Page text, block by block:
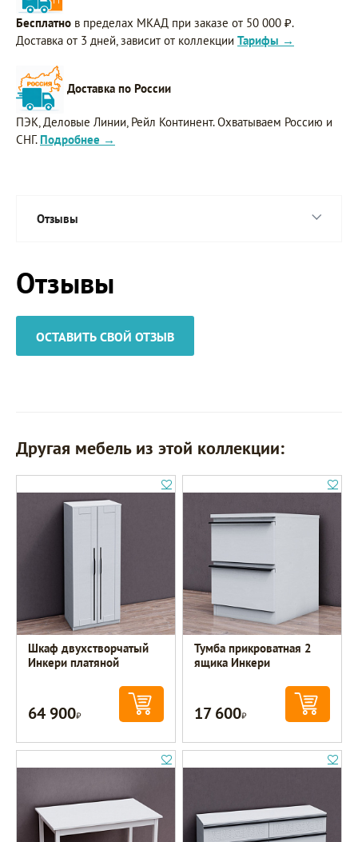
Бесплатно в пределах МКАД при заказе от 50 000 ₽.
Доставка от 3 дней, зависит от коллекции Тарифы →
Доставка по России
ПЭК, Деловые Линии, Рейл Континент. Охватываем Россию и
СНГ. Подробнее →
Отзывы
Отзывы
ОСТАВИТЬ СВОЙ ОТЗЫВ
Другая мебель из этой коллекции:
Шкаф двухстворчатый
Инкери платяной
64 900Р
Тумба прикроватная 2
ящика Инкери
17 600Р